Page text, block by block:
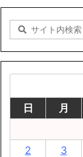
日
月
2
3